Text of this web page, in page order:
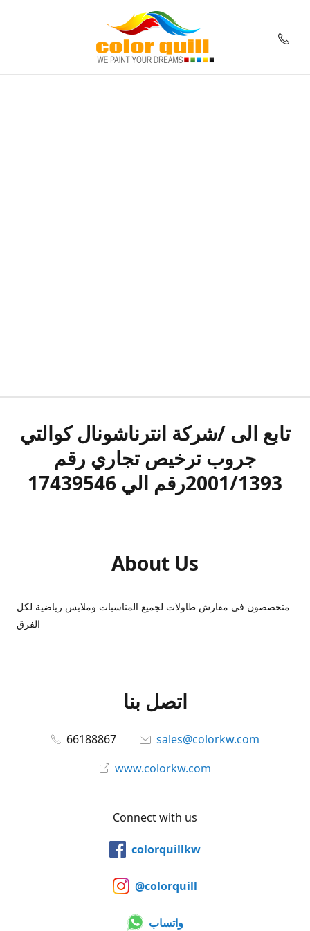
تابع الى /شركة انترناشونال كوالتي
جروب ترخيص تجاري رقم
2001/1393رقم الي 17439546
About Us
متخصصون في مفارش طاولات لجميع المناسبات وملابس رياضية لكل
الفرق
اتصل بنا
66188867
sales@colorkw.com
www.colorkw.com
Connect with us
colorquillkw
@colorquill
واتساب